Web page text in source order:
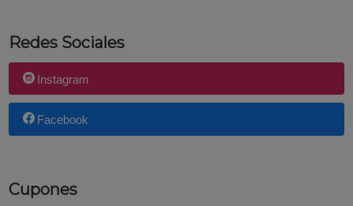
Redes Sociales
Instagram
Facebook
Cupones